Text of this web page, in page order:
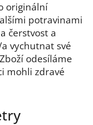
originální
potravinami
čerstvost a
vychutnat své
Zboží odesíláme
mohli zdravé